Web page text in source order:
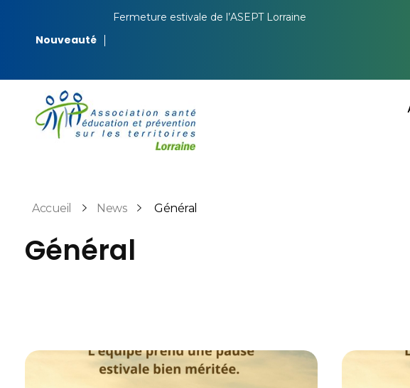
Nouveauté
Fermeture estivale de l’ASEPT Lorraine
Accueil News Général
Général